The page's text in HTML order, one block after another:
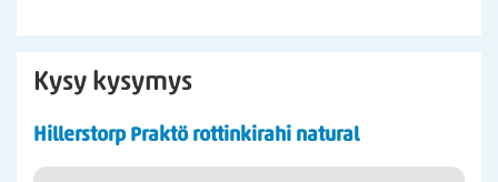
Kysy kysymys
Hillerstorp Praktö rottinkirahi natural